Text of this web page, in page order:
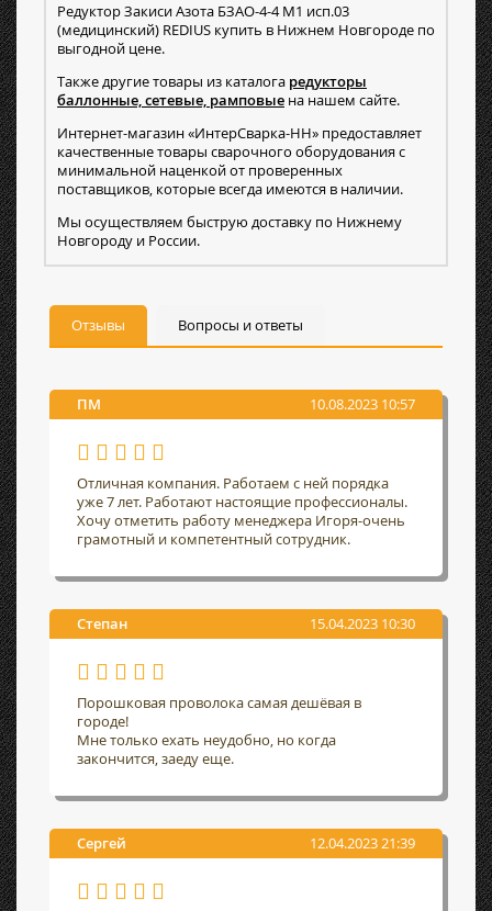
Редуктор Закиси Азота БЗАО-4-4 М1 исп.03
(медицинский) REDIUS купить в Нижнем Новгороде по
выгодной цене.
Также другие товары из каталога редукторы
баллонные, сетевые, рамповые на нашем сайте.
Интернет-магазин «ИнтерСварка-НН» предоставляет
качественные товары сварочного оборудования с
минимальной наценкой от проверенных
поставщиков, которые всегда имеются в наличии.
Мы осуществляем быструю доставку по Нижнему
Новгороду и России.
Отзывы Вопросы и ответы
ПМ 10.08.2023 10:57
Отличная компания. Работаем с ней порядка
уже 7 лет. Работают настоящие профессионалы.
Хочу отметить работу менеджера Игоря-очень
грамотный и компетентный сотрудник.
Степан 15.04.2023 10:30
Порошковая проволока самая дешёвая в
городе!
Мне только ехать неудобно, но когда
закончится, заеду еще.
Сергей 12.04.2023 21:39